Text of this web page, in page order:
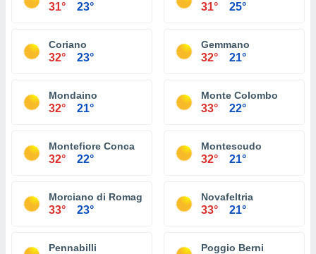
31° 23° 31° 25°
Coriano
32° 23°
Gemmano
32° 21°
Mondaino
32° 21°
Monte Colombo
33° 22°
Montefiore Conca
32° 22°
Montescudo
32° 21°
Morciano di Romagna
33° 23°
Novafeltria
33° 21°
Pennabilli Poggio Berni